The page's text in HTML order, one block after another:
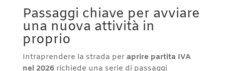
Passaggi chiave per avviare
una nuova attività in
proprio
Intraprendere la strada per aprire partita IVA
nel 2026richiede una serie di passaggi